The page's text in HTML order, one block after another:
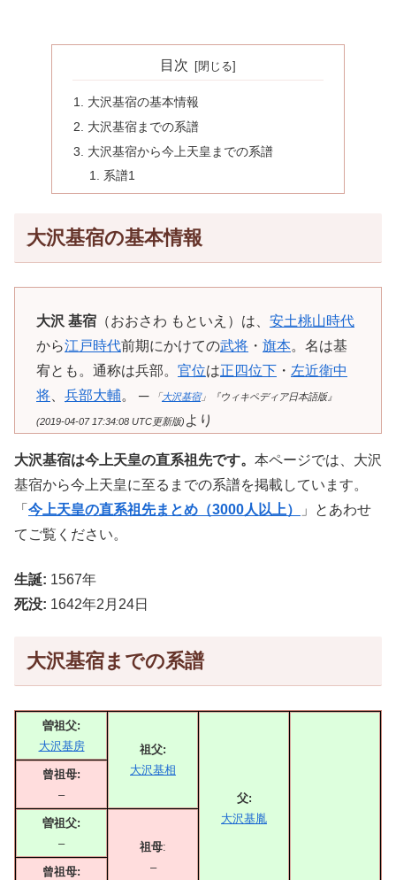
目次
大沢基宿の基本情報
大沢基宿までの系譜
大沢基宿から今上天皇までの系譜
系譜1
大沢基宿の基本情報
大沢 基宿 （おおさわ もといえ）は、 安土桃山時代
から江戸時代前期にかけての武将 ・ 旗本。名は基
宥とも。通称は兵部。 官位は正四位下 ・ 左近衛中
将、 兵部大輔。 ─ 「 大沢基宿」『ウィキペディア日本語版』
(2019-04-07 17:34:08 UTC更新版) より
大沢基宿は今上天皇の直系祖先です。 本ページでは、大沢
基宿から今上天皇に至るまでの系譜を掲載しています。
「 今上天皇の直系祖先まとめ（3000人以上）
」とあわせ
てご覧ください。
生誕: 1567年
死没: 1642年2月24日
大沢基宿までの系譜
曽祖父:
大沢基房
祖父:
大沢基相
父:
大沢基胤
曾祖母:
–
曽祖父:
–
祖母:
–
曾祖母: